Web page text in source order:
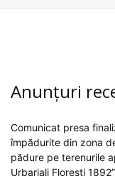
Anunțuri
Comunicat presa
împădurite din zona
pădure pe terenurile
Urbariali Florești 1892”